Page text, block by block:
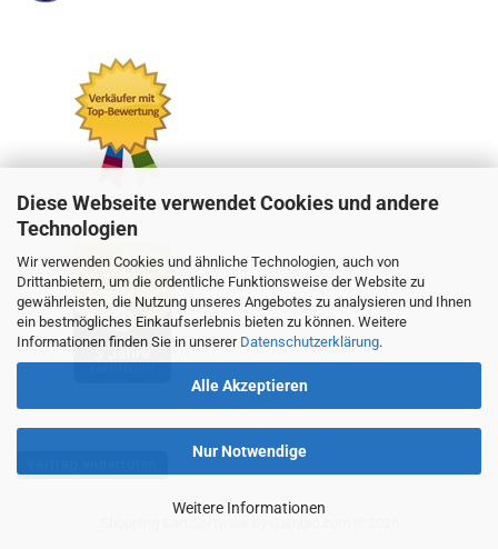
Diese Webseite verwendet Cookies und andere
Technologien
Wir verwenden Cookies und ähnliche Technologien, auch von
Drittanbietern, um die ordentliche Funktionsweise der Website zu
gewährleisten, die Nutzung unseres Angebotes zu analysieren und Ihnen
ein bestmögliches Einkaufserlebnis bieten zu können. Weitere
Informationen finden Sie in unserer Datenschutzerklärung.
Alle Akzeptieren
Nur Notwendige
Weitere Informationen